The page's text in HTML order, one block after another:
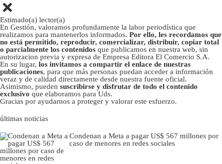
Estimado(a) lector(a)
En Gestión, valoramos profundamente la labor periodística que
realizamos para mantenerlos informados. Por ello, les recordamos que
no está permitido, reproducir, comercializar, distribuir, copiar total
o parcialmente los contenidos que publicamos en nuestra web, sin
autorizacion previa y expresa de Empresa Editora El Comercio S.A.
En su lugar, los invitamos a compartir el enlace de nuestras
publicaciones, para que más personas puedan acceder a información
veraz y de calidad directamente desde nuestra fuente oficial.
Asimismo, pueden suscribirse y disfrutar de todo el contenido
exclusivo que elaboramos para Uds.
Gracias por ayudarnos a proteger y valorar este esfuerzo.
últimas noticias
Condenan a Meta a pagar US$ 567 millones por
caso de menores en redes sociales